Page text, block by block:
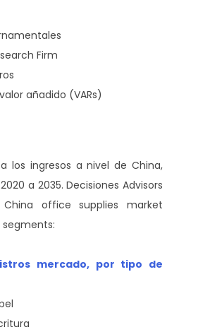
Firm
añadido (VARs)
los ingresos a nivel de China,
a 2035. Decisiones Advisors
office supplies market
mercado, por tipo de